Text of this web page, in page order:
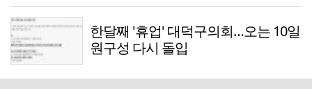
한달째 '휴업' 대덕구의회…오는 10일
원구성 다시 돌입